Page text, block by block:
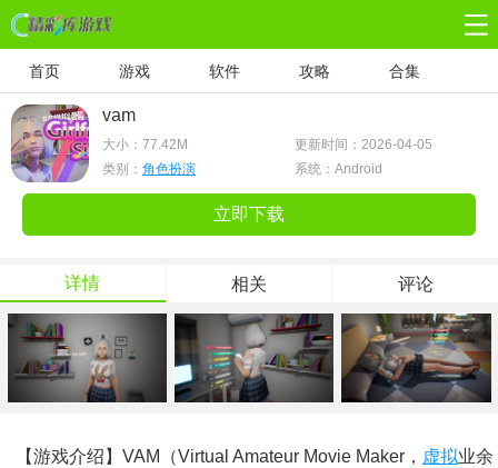
首页 游戏 软件 攻略 合集
vam
大小： 77.42M
更新时间：2026-04-05
类别： 角色扮演 系统：Android
立即下载
详情 相关 评论
【游戏介绍】VAM（Virtual Amateur Movie Maker， 虚拟业余